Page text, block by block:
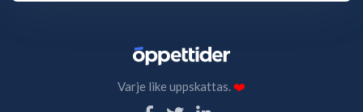
Varje like uppskattas.❤️